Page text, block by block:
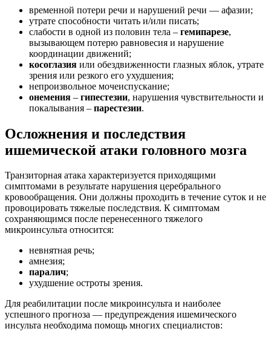
временной потери речи и нарушений речи — афазии;
утрате способности читать и/или писать;
слабости в одной из половин тела – гемипарезе,
вызывающем потерю равновесия и нарушение
координации движений;
косоглазия или обездвиженности глазных яблок, утрате
зрения или резкого его ухудшения;
непроизвольное мочеиспускание;
онемения – гипестезии, нарушения чувствительности и
покалывания – парестезии.
Осложнения и последствия
ишемической атаки головного мозга
Транзиторная атака характеризуется приходящими
симптомами в результате нарушения церебрального
кровообращения. Они должны проходить в течение суток и не
провоцировать тяжелые последствия. К симптомам
сохраняющимся после перенесенного тяжелого
микроинсульта относится:
невнятная речь;
амнезия;
паралич;
ухудшение остроты зрения.
Для реабилитации после микроинсульта и наиболее
успешного прогноза — предупреждения ишемического
инсульта необходима помощь многих специалистов: